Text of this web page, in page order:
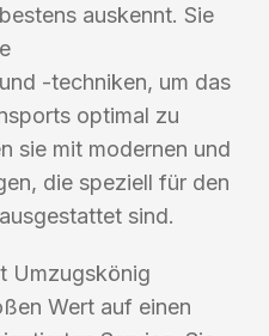
auskennt. Sie
-techniken, um das
optimal zu
sie mit modernen und
die speziell für den
sind.
Umzugskönig
Wert auf einen